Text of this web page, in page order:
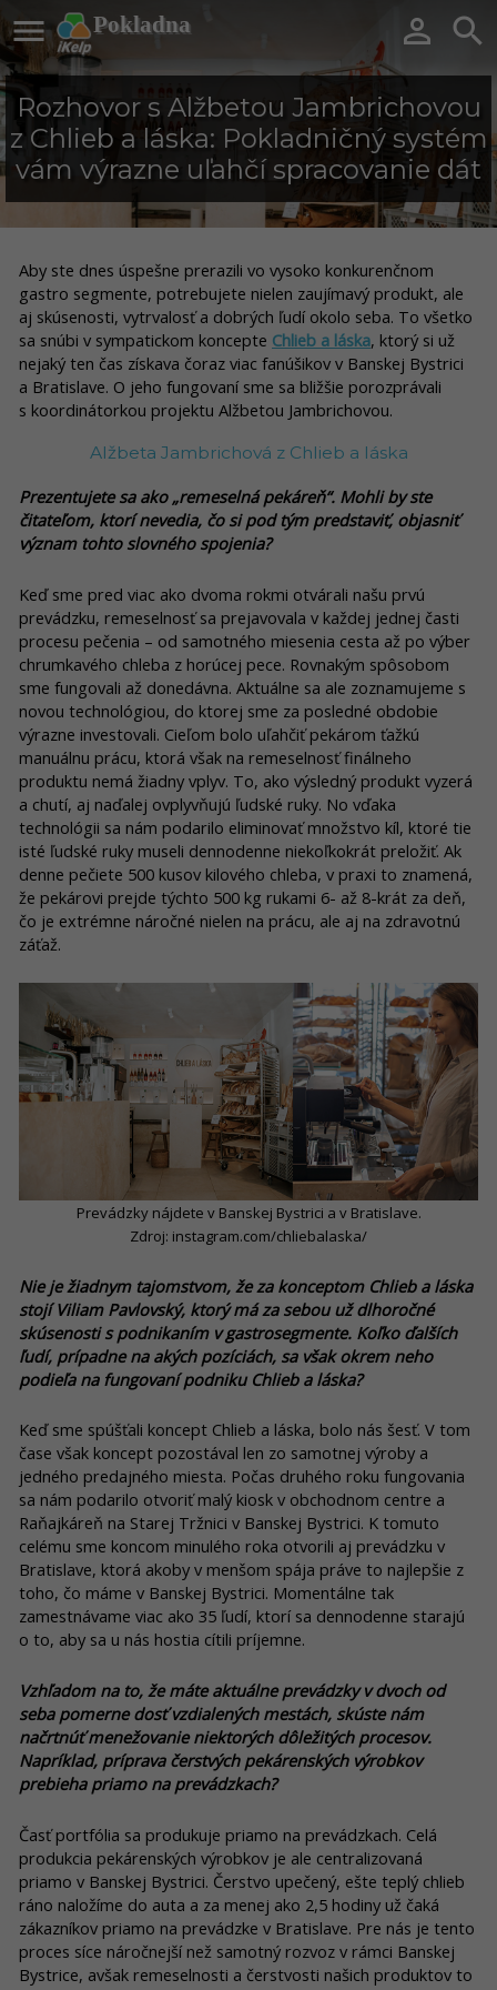
Pokladna
  
Rozhovor s Alžbetou Jambrichovou
z Chlieb a láska: Pokladničný systém
vám výrazne uľahčí spracovanie dát
Aby ste dnes úspešne prerazili vo vysoko konkurenčnom
gastro segmente, potrebujete nielen zaujímavý produkt, ale
aj skúsenosti, vytrvalosť a dobrých ľudí okolo seba. To všetko
sa snúbi v sympatickom koncepte Chlieb a láska, ktorý si už
nejaký ten čas získava čoraz viac fanúšikov v Banskej Bystrici
a Bratislave. O jeho fungovaní sme sa bližšie porozprávali
s koordinátorkou projektu Alžbetou Jambrichovou.
Alžbeta Jambrichová z Chlieb a láska
Prezentujete sa ako „remeselná pekáreň“. Mohli by ste
čitateľom, ktorí nevedia, čo si pod tým predstaviť, objasniť
význam tohto slovného spojenia?
Keď sme pred viac ako dvoma rokmi otvárali našu prvú
prevádzku, remeselnosť sa prejavovala v každej jednej časti
procesu pečenia – od samotného miesenia cesta až po výber
chrumkavého chleba z horúcej pece. Rovnakým spôsobom
sme fungovali až donedávna. Aktuálne sa ale zoznamujeme s
novou technológiou, do ktorej sme za posledné obdobie
výrazne investovali. Cieľom bolo uľahčiť pekárom ťažkú
manuálnu prácu, ktorá však na remeselnosť finálneho
produktu nemá žiadny vplyv. To, ako výsledný produkt vyzerá
a chutí, aj naďalej ovplyvňujú ľudské ruky. No vďaka
technológii sa nám podarilo eliminovať množstvo kíl, ktoré tie
isté ľudské ruky museli dennodenne niekoľkokrát preložiť. Ak
denne pečiete 500 kusov kilového chleba, v praxi to znamená,
že pekárovi prejde týchto 500 kg rukami 6- až 8-krát za deň,
čo je extrémne náročné nielen na prácu, ale aj na zdravotnú
záťaž.
Prevádzky nájdete v Banskej Bystrici a v Bratislave.
Zdroj: instagram.com/chliebalaska/
Nie je žiadnym tajomstvom, že za konceptom Chlieb a láska
stojí Viliam Pavlovský, ktorý má za sebou už dlhoročné
skúsenosti s podnikaním v gastrosegmente. Koľko ďalších
ľudí, prípadne na akých pozíciách, sa však okrem neho
podieľa na fungovaní podniku Chlieb a láska?
Keď sme spúšťali koncept Chlieb a láska, bolo nás šesť. V tom
čase však koncept pozostával len zo samotnej výroby a
jedného predajného miesta. Počas druhého roku fungovania
sa nám podarilo otvoriť malý kiosk v obchodnom centre a
Raňajkáreň na Starej Tržnici v Banskej Bystrici. K tomuto
celému sme koncom minulého roka otvorili aj prevádzku v
Bratislave, ktorá akoby v menšom spája práve to najlepšie z
toho, čo máme v Banskej Bystrici. Momentálne tak
zamestnávame viac ako 35 ľudí, ktorí sa dennodenne starajú
o to, aby sa u nás hostia cítili príjemne.
Vzhľadom na to, že máte aktuálne prevádzky v dvoch od
seba pomerne dosť vzdialených mestách, skúste nám
načrtnúť menežovanie niektorých dôležitých procesov.
Napríklad, príprava čerstvých pekárenských výrobkov
prebieha priamo na prevádzkach?
Časť portfólia sa produkuje priamo na prevádzkach. Celá
produkcia pekárenských výrobkov je ale centralizovaná
priamo v Banskej Bystrici. Čerstvo upečený, ešte teplý chlieb
ráno naložíme do auta a za menej ako 2,5 hodiny už čaká
zákazníkov priamo na prevádzke v Bratislave. Pre nás je tento
proces síce náročnejší než samotný rozvoz v rámci Banskej
Bystrice, avšak remeselnosti a čerstvosti našich produktov to